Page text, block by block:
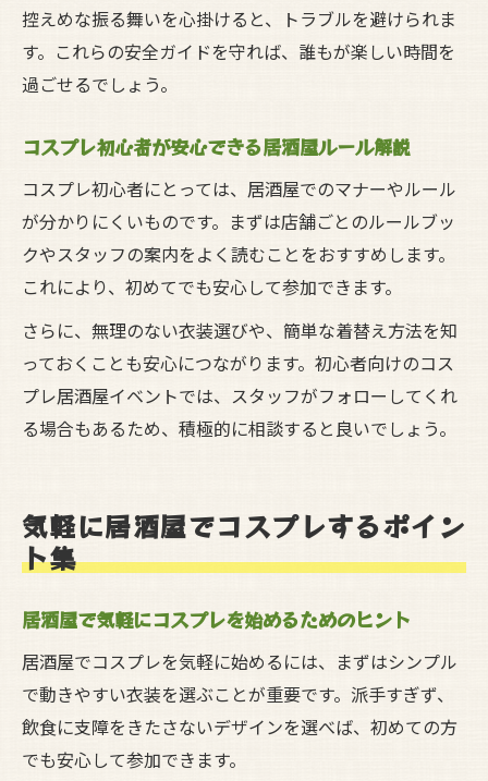
控えめな振る舞いを心掛けると、トラブルを避けられま
す。これらの安全ガイドを守れば、誰もが楽しい時間を
過ごせるでしょう。
コスプレ初心者が安心できる居酒屋ルール解説
コスプレ初心者にとっては、居酒屋でのマナーやルール
が分かりにくいものです。まずは店舗ごとのルールブッ
クやスタッフの案内をよく読むことをおすすめします。
これにより、初めてでも安心して参加できます。
さらに、無理のない衣装選びや、簡単な着替え方法を知
っておくことも安心につながります。初心者向けのコス
プレ居酒屋イベントでは、スタッフがフォローしてくれ
る場合もあるため、積極的に相談すると良いでしょう。
気軽に居酒屋でコスプレするポイン
ト集
居酒屋で気軽にコスプレを始めるためのヒント
居酒屋でコスプレを気軽に始めるには、まずはシンプル
で動きやすい衣装を選ぶことが重要です。派手すぎず、
飲食に支障をきたさないデザインを選べば、初めての方
でも安心して参加できます。